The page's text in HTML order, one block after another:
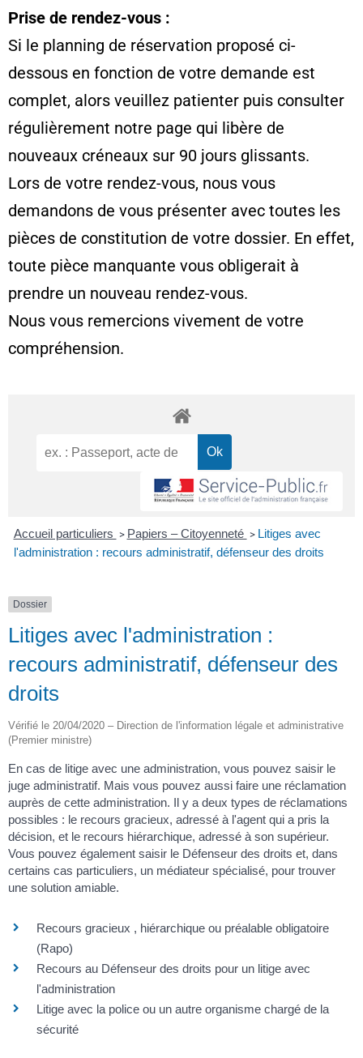
Prise de rendez-vous :
Si le planning de réservation proposé ci-
dessous en fonction de votre demande est
complet, alors veuillez patienter puis consulter
régulièrement notre page qui libère de
nouveaux créneaux sur 90 jours glissants.
Lors de votre rendez-vous, nous vous
demandons de vous présenter avec toutes les
pièces de constitution de votre dossier. En effet,
toute pièce manquante vous obligerait à
prendre un nouveau rendez-vous.
Nous vous remercions vivement de votre
compréhension.
Accueil particuliers > Papiers – Citoyenneté > Litiges avec
l'administration : recours administratif, défenseur des droits
Dossier
Litiges avec l'administration :
recours administratif, défenseur des
droits
Vérifié le 20/04/2020 – Direction de l'information légale et administrative
(Premier ministre)
En cas de litige avec une administration, vous pouvez saisir le
juge administratif. Mais vous pouvez aussi faire une réclamation
auprès de cette administration. Il y a deux types de réclamations
possibles : le recours gracieux, adressé à l'agent qui a pris la
décision, et le recours hiérarchique, adressé à son supérieur.
Vous pouvez également saisir le Défenseur des droits et, dans
certains cas particuliers, un médiateur spécialisé, pour trouver
une solution amiable.
Recours gracieux , hiérarchique ou préalable obligatoire
(Rapo)
Recours au Défenseur des droits pour un litige avec
l'administration
Litige avec la police ou un autre organisme chargé de la
sécurité